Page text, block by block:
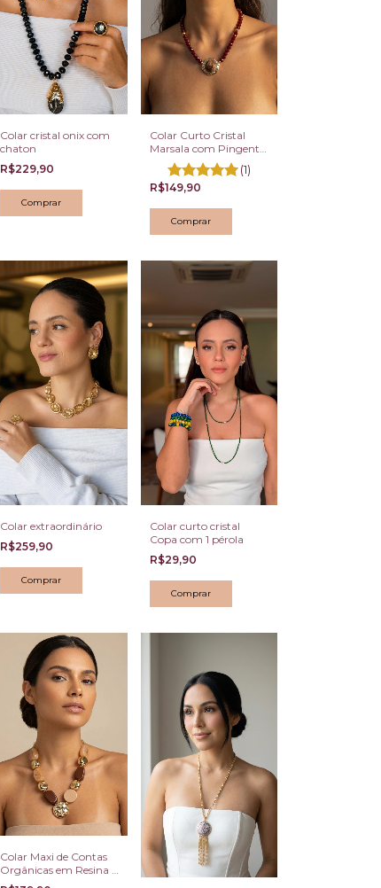
Colar cristal onix com
chaton
R$229,90
Colar Curto Cristal
Marsala com Pingente
Marrom
(1)
R$149,90
Colar extraordinário
R$259,90
Colar curto cristal
Copa com 1 pérola
R$29,90
Comprar
Colar Maxi de Contas
Orgânicas em Resina e
Dourado Tons Terrosos